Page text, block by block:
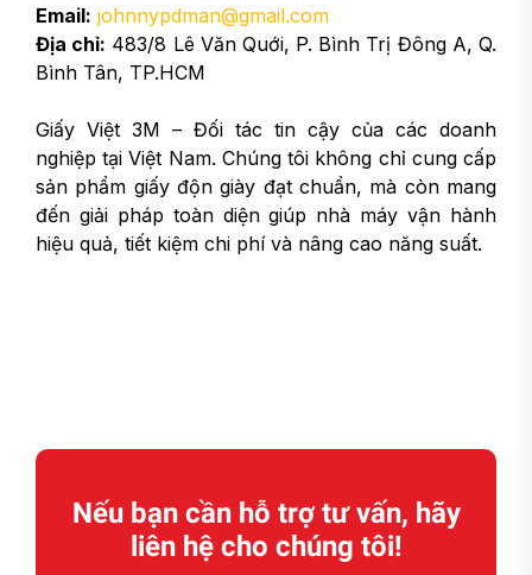
Email: johnnypdman@gmail.com
Địa chỉ: 483/8 Lê Văn Quới, P. Bình Trị Đông A, Q.
Bình Tân, TP.HCM
Giấy Việt 3M – Đối tác tin cậy của các doanh
nghiệp tại Việt Nam. Chúng tôi không chỉ cung cấp
sản phẩm giấy độn giày đạt chuẩn, mà còn mang
đến giải pháp toàn diện giúp nhà máy vận hành
hiệu quả, tiết kiệm chi phí và nâng cao năng suất.
Nếu bạn cần hỗ trợ tư vấn, hãy
liên hệ cho chúng tôi!